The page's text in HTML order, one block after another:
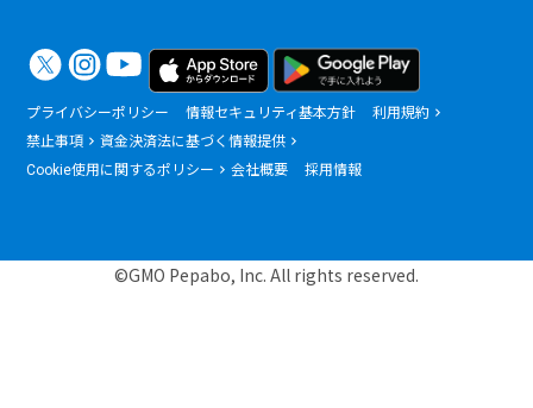
プライバシーポリシー 情報セキュリティ基本方針
利用規約
禁止事項
資金決済法に基づく情報提供
Cookie使用に関するポリシー
会社概要 採用情報
©GMO Pepabo, Inc. All rights reserved.